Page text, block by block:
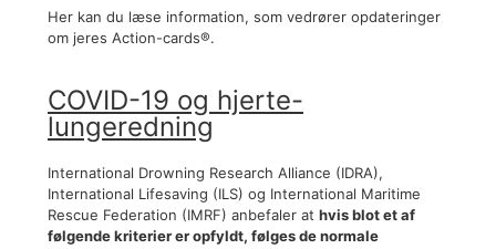
Her kan du læse information, som vedrører opdateringer
om jeres Action-cards®.
COVID-19 og hjerte-
lungeredning
International Drowning Research Alliance (IDRA),
International Lifesaving (ILS) og International Maritime
Rescue Federation (IMRF) anbefaler at hvis blot et af
følgende kriterier er opfyldt, følges de normale